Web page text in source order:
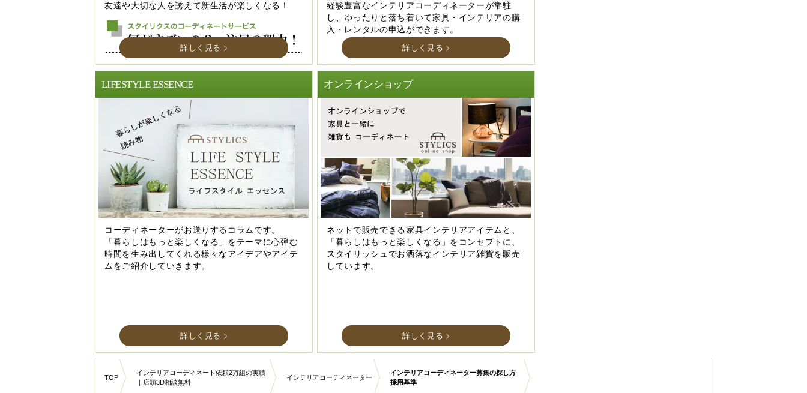
友達や大切な人を誘えて新生活が楽しくなる！
詳しく見る
経験豊富なインテリアコーディネーターが常駐
し、ゆったりと落ち着いて家具・インテリアの購
入・レンタルの申込ができます。
詳しく見る
LIFESTYLE ESSENCE
コーディネーターがお送りするコラムです。
「暮らしはもっと楽しくなる」をテーマに心弾む
時間を生み出してくれる様々なアイデアやアイテ
ムをご紹介していきます。
詳しく見る
オンラインショップ
ネットで販売できる家具インテリアアイテムと、
「暮らしはもっと楽しくなる」をコンセプトに、
スタイリッシュでお洒落なインテリア雑貨を販売
しています。
詳しく見る
TOP
インテリアコーディネート依頼2万組の実績
｜店頭3D相談無料
インテリアコーディネーター
インテリアコーディネーター募集の探し方
採用基準